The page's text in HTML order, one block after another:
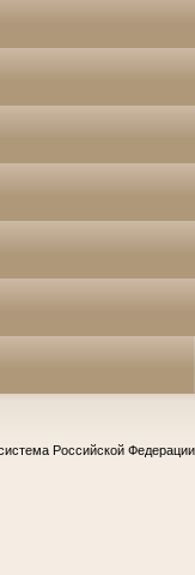
Российской